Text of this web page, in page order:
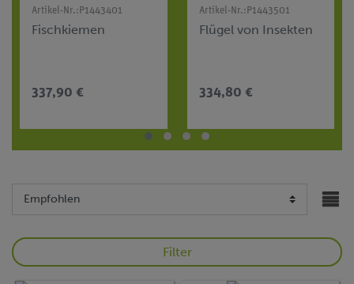
Artikel-Nr.: P1443401
Fischkiemen
337,90 €
Artikel-Nr.: P1443501
Flügel von Insekten
334,80 €
Filter